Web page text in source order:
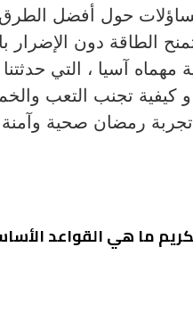
حول أفضل
الطاقة دون
مهماه آسيا ، التي
كيفية تجنب التعب
رمضان صحية
ما هي القواعد